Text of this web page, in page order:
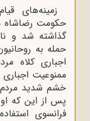
زمینه‌های
حکومت رضاشاه
گذاشته شد و
حمله به
اجباری کلاه
ممنوعیت اجباری
خشم شدید مردم
پس از این که او
فرانسوی